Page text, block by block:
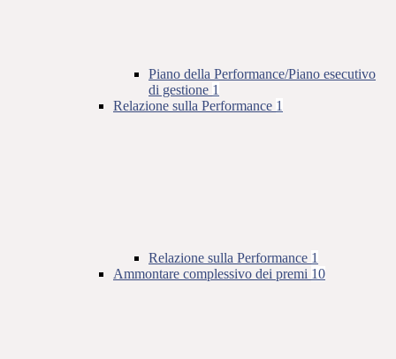
Piano della Performance/Piano esecutivo
di gestione 1
Relazione sulla Performance 1
Relazione sulla Performance 1
Ammontare complessivo dei premi 10